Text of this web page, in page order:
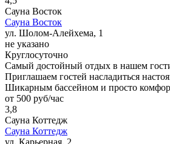
Сауна Восток
Сауна Восток
ул. Шолом-Алейхема, 1
не указано
Круглосуточно
Самый достойный отдых в нашем
Приглашаем гостей насладиться
Шикарным бассейном и просто
от 500 руб/час
3,8
Сауна Коттедж
Сауна Коттедж
ул. Карьерная, 2